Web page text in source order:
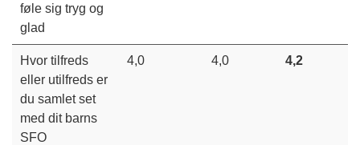
føle sig tryg og
glad
Hvor tilfreds
eller utilfreds er
du samlet set
med dit barns
SFO
4,0 4,0 4,2